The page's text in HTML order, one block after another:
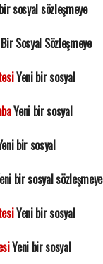
sosyal sözleşmeye
Sosyal Sözleşmeye
Yeni bir sosyal
Yeni bir sosyal
bir sosyal
bir sosyal sözleşmeye
Yeni bir sosyal
Yeni bir sosyal